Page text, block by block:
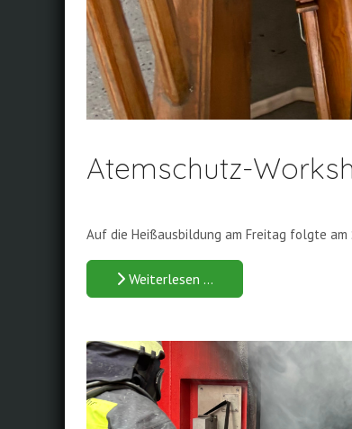
Atemschutz-
Auf die Heißausbildung am Freitag folgte
Weiterlesen …